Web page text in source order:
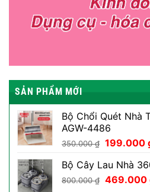
SẢN PHẨM MỚI
Bộ Chổi Quét Nhà
AGW-4486
350.000₫ Giá
là:
350.000
199.000
Bộ Cây Lau Nhà
800.000₫ Giá
469.000